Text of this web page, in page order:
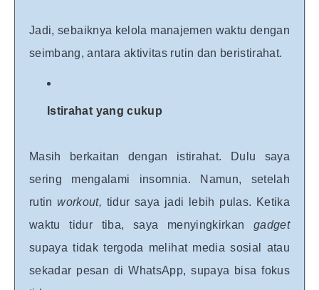
Jadi, sebaiknya kelola manajemen waktu dengan
seimbang, antara aktivitas rutin dan beristirahat.
Istirahat yang cukup
Masih berkaitan dengan istirahat. Dulu saya
sering mengalami insomnia. Namun, setelah
rutinworkout, tidur saya jadi lebih pulas. Ketika
waktu tidur tiba, saya menyingkirkan gadget
supaya tidak tergoda melihat media sosial atau
sekadar pesan di WhatsApp, supaya bisa fokus